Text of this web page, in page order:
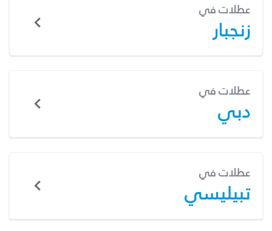
عطلات في
زنجبار
عطلات في
دبي
عطلات في
تبيليسي